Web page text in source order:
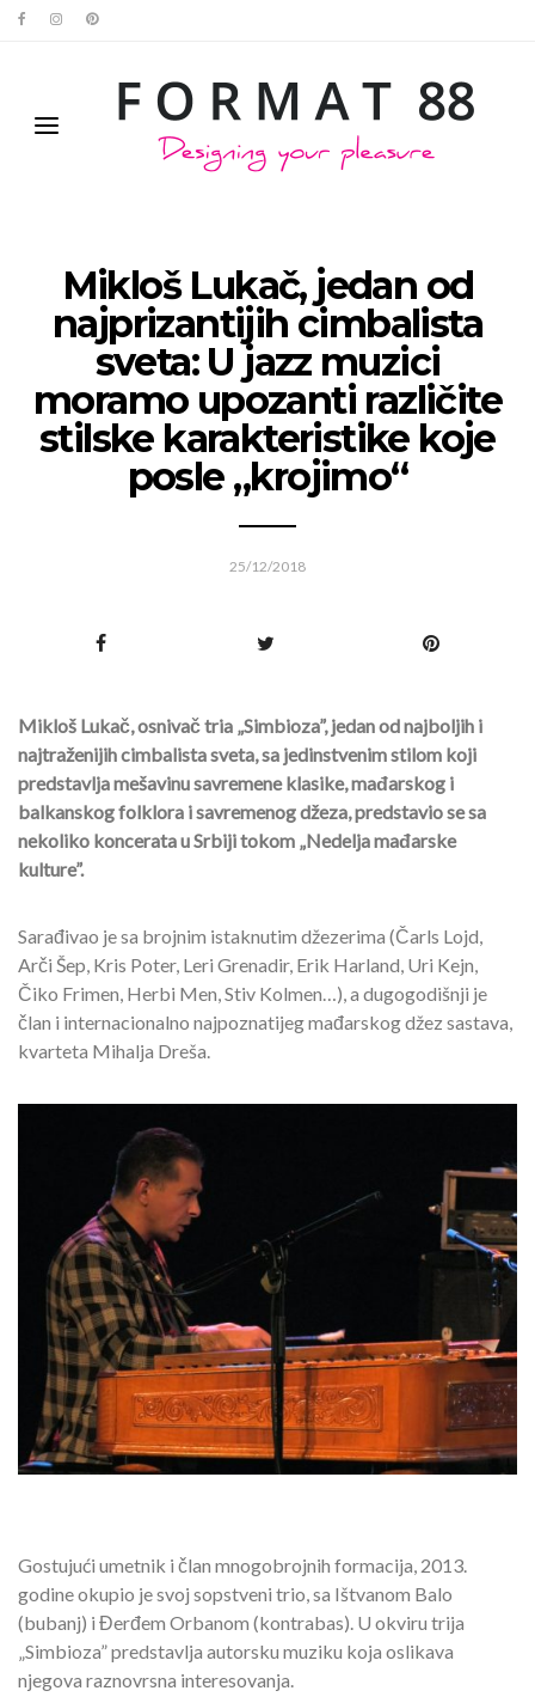
Mikloš Lukač, jedan od
najprizantijih cimbalista
sveta: U jazz muzici
moramo upozanti različite
stilske karakteristike koje
posle „krojimo“
25/12/2018
Mikloš Lukač, osnivač tria „Simbioza”, jedan od najboljih i
najtraženijih cimbalista sveta, sa jedinstvenim stilom koji
predstavlja mešavinu savremene klasike, mađarskog i
balkanskog folklora i savremenog džeza, predstavio se sa
nekoliko koncerata u Srbiji tokom „Nedelja mađarske
kulture”.
Sarađivao je sa brojnim istaknutim džezerima (Čarls Lojd,
Arči Šep, Kris Poter, Leri Grenadir, Erik Harland, Uri Kejn,
Čiko Frimen, Herbi Men, Stiv Kolmen…), a dugogodišnji je
član i internacionalno najpoznatijeg mađarskog džez sastava,
kvarteta Mihalja Dreša.
Gostujući umetnik i član mnogobrojnih formacija, 2013.
godine okupio je svoj sopstveni trio, sa Ištvanom Balo
(bubanj) i Đerđem Orbanom (kontrabas). U okviru trija
„Simbioza” predstavlja autorsku muziku koja oslikava
njegova raznovrsna interesovanja.